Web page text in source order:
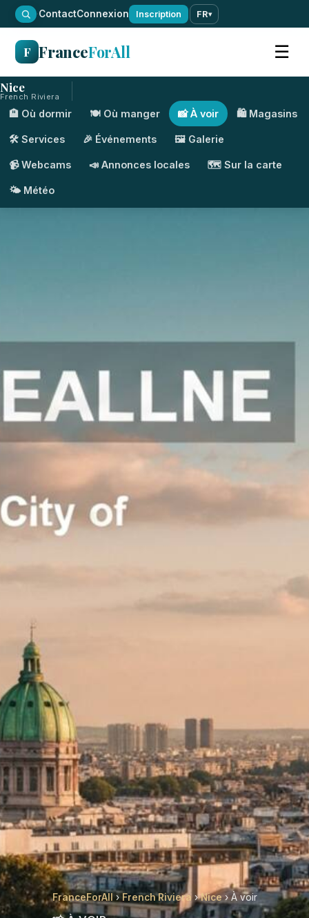
·ContactConnexion Inscription FR▾
F FranceForAll ☰
Nice
French Riviera
🏨 Où dormir 🍽️ Où manger 📸 À voir 🛍️ Magasins
🛠️ Services 🎉 Événements 🖼️ Galerie
📹 Webcams 📣 Annonces locales 🗺️ Sur la carte
🌤️ Météo
FranceForAll› French Riviera›Nice› À voir